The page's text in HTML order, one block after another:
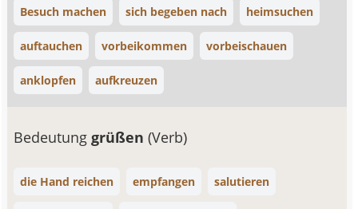
Besuch machen sich begeben nach heimsuchen
auftauchen vorbeikommen vorbeischauen
anklopfen aufkreuzen
Bedeutunggrüßen(Verb)
die Hand reichen empfangen salutieren